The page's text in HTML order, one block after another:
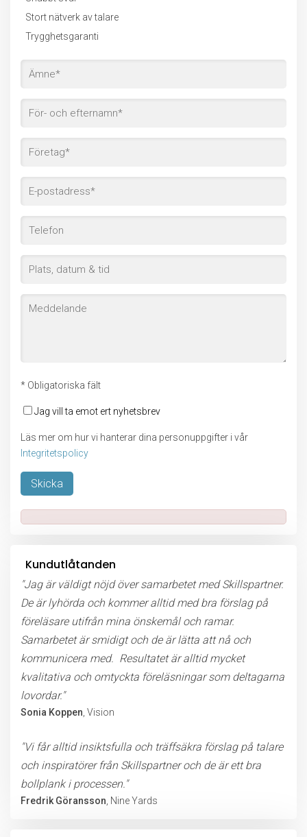
Stort nätverk av talare
Trygghetsgaranti
* Obligatoriska fält
Jag vill ta emot ert nyhetsbrev
Läs mer om hur vi hanterar dina personuppgifter i vår
Integritetspolicy
Lämna detta fält tomt.
Kundutlåtanden
"Jag är väldigt nöjd över samarbetet med Skillspartner.
De är lyhörda och kommer alltid med bra förslag på
föreläsare utifrån mina önskemål och ramar.
Samarbetet är smidigt och de är lätta att nå och
kommunicera med. Resultatet är alltid mycket
kvalitativa och omtyckta föreläsningar som deltagarna
lovordar."
Sonia Koppen , Vision
"Vi får alltid insiktsfulla och träffsäkra förslag på talare
och inspiratörer från Skillspartner och de är ett bra
bollplank i processen."
Fredrik Göransson , Nine Yards